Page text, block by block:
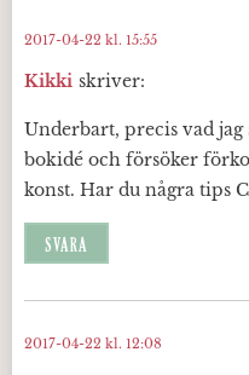
Kikki skriver:
2017-04-22 kl. 15:55
Underbart, precis vad jag
bokidé och försöker
konst. Har du några tips
SVARA
2017-04-22 kl. 12:08